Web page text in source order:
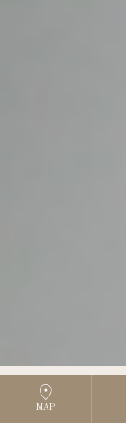
MAP